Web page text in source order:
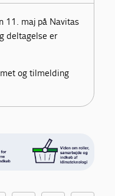
11. maj på Navitas
deltagelse er
og tilmelding